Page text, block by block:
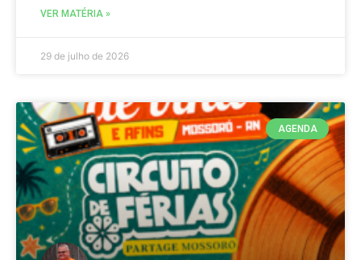
VER MATÉRIA »
29 de julho de 2026
AGENDA